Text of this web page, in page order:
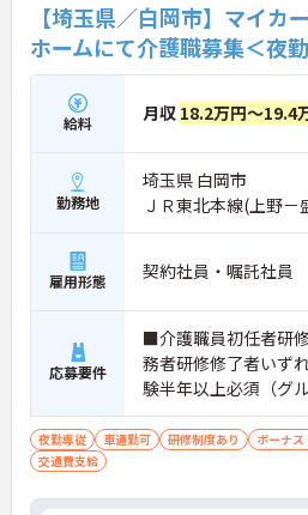
【埼玉県／白岡市】マイ
ホームにて介護職募集＜夜
給料 月収 18.2万円～19.4
勤務地
埼玉県 白岡市
ＪＲ東北本線(上野－
雇用形態 契約社員・嘱託社員
応募要件
■介護職員初任者研
務者研修修了者いず
験半年以上必須（グ
は問いません）■ス
タ入力が必須となり
夜勤専従 車通勤可 研修制度あり ボーナス
交通費支給